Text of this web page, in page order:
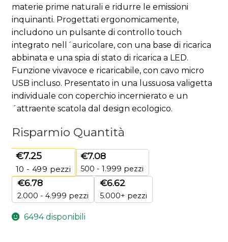
materie prime naturali e ridurre le emissioni
inquinanti. Progettati ergonomicamente,
includono un pulsante di controllo touch
integrato nell´auricolare, con una base di ricarica
abbinata e una spia di stato di ricarica a LED.
Funzione vivavoce e ricaricabile, con cavo micro
USB incluso. Presentato in una lussuosa valigetta
individuale con coperchio incernierato e un
´attraente scatola dal design ecologico.
Risparmio Quantità
€7.25
10 - 499 pezzi
€7.08
500 - 1.999 pezzi
€6.78
2.000 - 4.999 pezzi
€6.62
5.000+ pezzi
6494 disponibili